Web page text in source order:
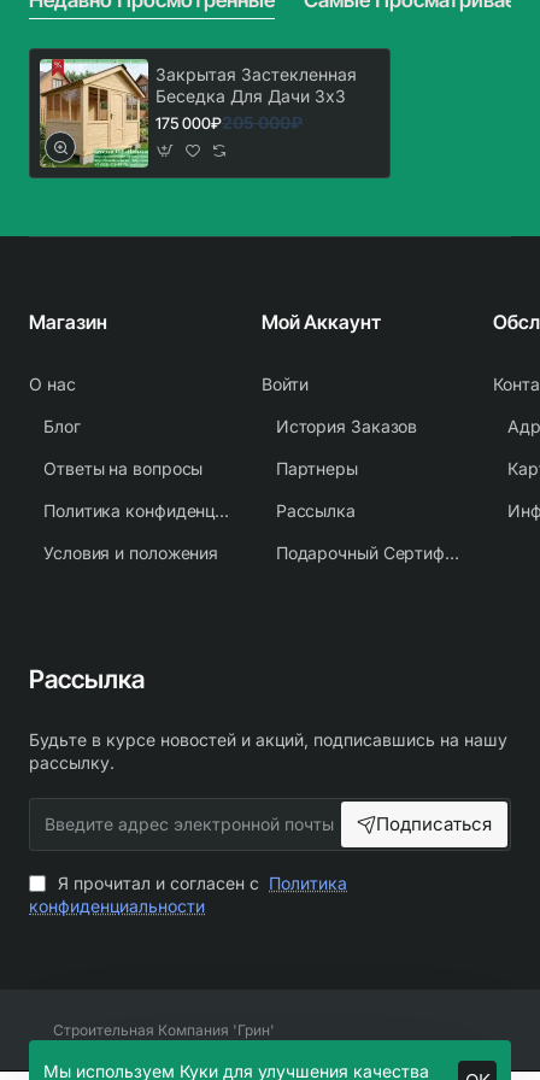
Мы используем Куки для улучшения качества
И
Барбекю
Закрытая Застекленная
Беседка Для Дачи 3х3
175 000₽205 000₽
Магазин
О нас
Блог
Ответы на вопросы
Политика конфиденциальности
Условия и положения
Мой Аккаунт
Войти
История Заказов
Партнеры
Рассылка
Подарочный Сертификат
Рассылка
Будьте в курсе новостей и акций, подписавшись на нашу
рассылку.
адрес
электронной
почты
Подписаться
Я прочитал и согласен с Политика
конфиденциальности
Строительная Компания 'Грин'